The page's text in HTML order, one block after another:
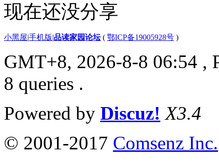
现在还没分享
小黑屋|手机版|品读家园论坛( 鄂ICP备19005928号 )
GMT+8, 2026-8-8 06:54 ,
8 queries .
Powered by Discuz! X3.4
© 2001-2017 Comsenz Inc.